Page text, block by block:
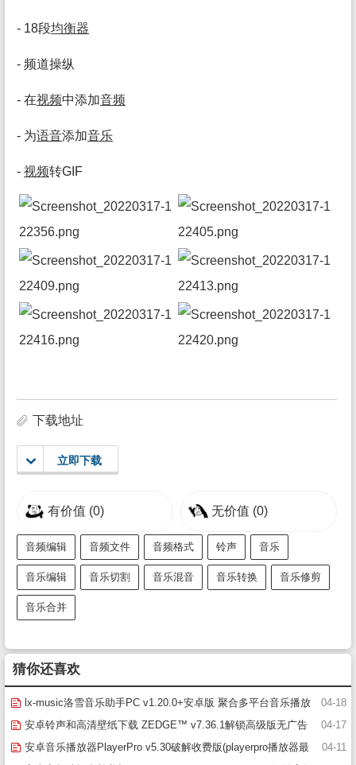
- 18段均衡器
- 频道操纵
- 在视频中添加音频
- 为语音添加音乐
- 视频转GIF
下载地址
立即下载
有价值 (0) 无价值 (0)
音频编辑 音频文件 音频格式 铃声 音乐
音乐编辑 音乐切割 音乐混音 音乐转换 音乐修剪
音乐合并
猜你还喜欢
04-18
lx-music洛雪音乐助手PC v1.20.0+安卓版 聚合多平台音乐播放
器(免费听全网音乐无损下载)
04-17
安卓铃声和高清壁纸下载 ZEDGE™ v7.36.1解锁高级版无广告
04-11
安卓音乐播放器PlayerPro v5.30破解收费版(playerpro播放器最